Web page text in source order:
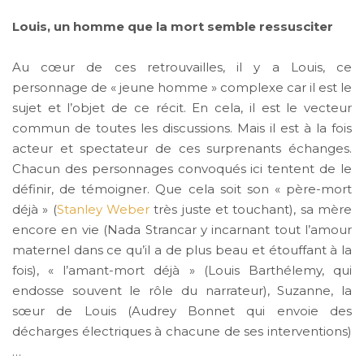
Louis, un homme que la mort semble ressusciter
Au cœur de ces retrouvailles, il y a Louis, ce
personnage de « jeune homme » complexe car il est le
sujet et l’objet de ce récit. En cela, il est le vecteur
commun de toutes les discussions. Mais il est à la fois
acteur et spectateur de ces surprenants échanges.
Chacun des personnages convoqués ici tentent de le
définir, de témoigner. Que cela soit son « père-mort
déjà » (Stanley Weber très juste et touchant), sa mère
encore en vie (Nada Strancar y incarnant tout l’amour
maternel dans ce qu’il a de plus beau et étouffant à la
fois), « l’amant-mort déjà » (Louis Barthélemy, qui
endosse souvent le rôle du narrateur), Suzanne, la
sœur de Louis (Audrey Bonnet qui envoie des
décharges électriques à chacune de ses interventions)
…